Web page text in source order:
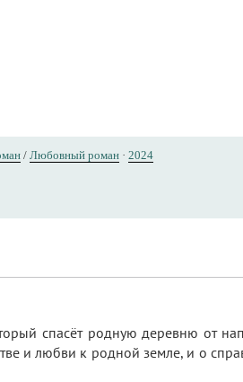
/ Любовный роман · 2024
спасёт родную деревню от
и любви к родной земле, и о